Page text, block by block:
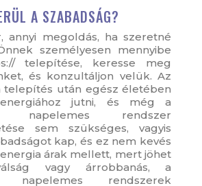
A SZABADSÁG?
annyi megoldás, ha szeretné
személyesen mennyibe
telepítése, keresse meg
és konzultáljon velük. Az
telepítés után egész életében
jutni, és még a
napelemes rendszer
sem szükséges, vagyis
kap, és ez nem kevés
árak mellett, mert jöhet
vagy árrobbanás, a
napelemes rendszerek